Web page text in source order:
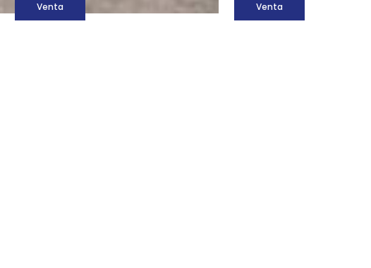
Venta Venta